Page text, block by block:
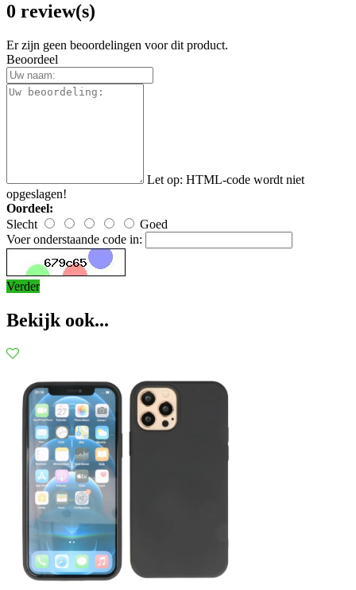
0 review(s)
Er zijn geen beoordelingen voor dit product.
Beoordeel
Let op: HTML-code wordt niet
opgeslagen!
Oordeel:
Slecht
Goed
Voer onderstaande code in:
Verder
Bekijk ook...